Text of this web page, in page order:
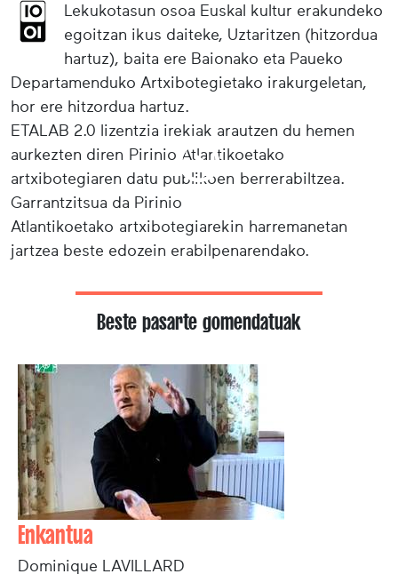
Lekukotasun osoa Euskal kultur erakundeko
egoitzan ikus daiteke, Uztaritzen (hitzordua
hartuz), baita ere Baionako eta Paueko
Departamenduko Artxibotegietako irakurgeletan,
hor ere hitzordua hartuz.
ETALAB 2.0 lizentzia irekiak arautzen du hemen
aurkezten diren Pirinio Atlantikoetako
artxibotegiaren datu publikoen berrerabiltzea.
Garrantzitsua da Pirinio
Atlantikoetako artxibotegiarekin harremanetan
jartzea beste edozein erabilpenarendako.
Beste pasarte gomendatuak
Enkantua
Dominique LAVILLARD